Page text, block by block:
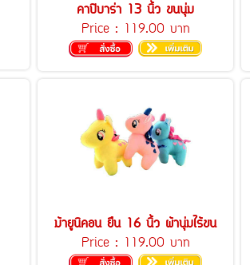
คาปิบาร่า 13 นิ้ว ขนนุ่ม
Price : 119.00 บาท
ม้ายูนิคอน ยืน 16 นิ้ว ผ้านุ่มไร้ขน
Price : 119.00 บาท